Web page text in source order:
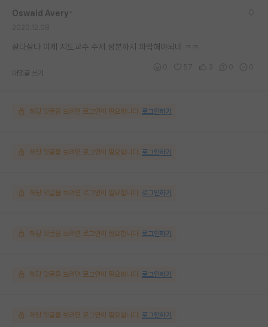
Oswald Avery
살다살다 이제 지도교수 수저 성분까지 파악해야되네 ㅋㅋ
대댓글 쓰기
해당 댓글을 보려면 로그인이 필요합니다. 로그인하기
해당 댓글을 보려면 로그인이 필요합니다. 로그인하기
해당 댓글을 보려면 로그인이 필요합니다. 로그인하기
해당 댓글을 보려면 로그인이 필요합니다. 로그인하기
해당 댓글을 보려면 로그인이 필요합니다. 로그인하기
해당 댓글을 보려면 로그인이 필요합니다. 로그인하기